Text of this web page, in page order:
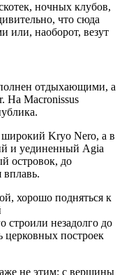
ночных клубов,
что сюда
или, наоборот, везут
отдыхающими, а
На Macronissus
широкий Kryo Nero, а в
и уединенный Agia
островок, до
вплавь.
хорошо подняться к
строили незадолго до
церковных построек
не этим: с вершины